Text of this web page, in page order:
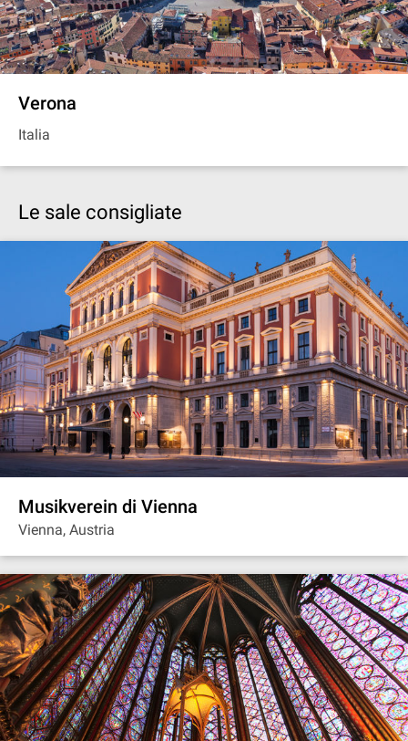
Verona
Italia
Le sale consigliate
Musikverein di Vienna
Vienna, Austria